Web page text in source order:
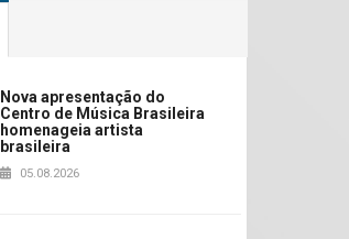
Nova apresentação do
Centro de Música Brasileira
homenageia artista
brasileira
05.08.2026